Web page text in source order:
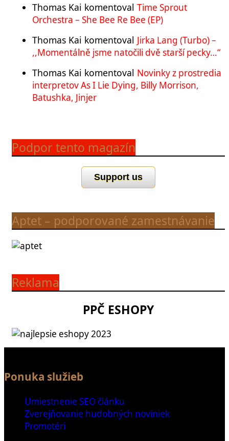
Thomas Kai komentoval Time Sprout
Orchestra – She Bee Re Bee (EP)
Thomas Kai komentoval Jirka Lang (Turbo) –
,,Momentálně jsme natočili dvě starší pecky…“
Thomas Kai komentoval Novinky z prostredia
interpretov As I Lie Dying, Billy Morrison,
Batushka, Jinjer
Podpor tento magazín
Support us
Aptet – podporované zamestnávanie
Reklama
PPČ ESHOPY
Ponuka služieb
Umiestnenie SEO článku
Zverejňovanie hudobných noviniek
Promotéri